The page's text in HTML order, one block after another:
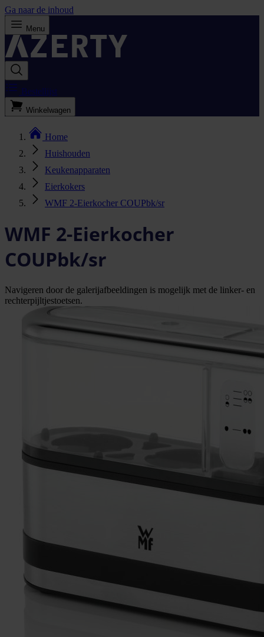
Ga naar de inhoud
Menu
Bestellijst
Winkelwagen
Home
Huishouden
Keukenapparaten
Eierkokers
WMF 2-Eierkocher COUPbk/sr
WMF 2-Eierkocher
COUPbk/sr
Navigeren door de galerijafbeeldingen is mogelijk met de linker- en
rechterpijltjestoetsen.